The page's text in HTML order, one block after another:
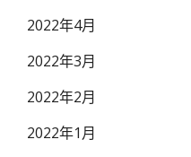
2022年4月
2022年3月
2022年2月
2022年1月